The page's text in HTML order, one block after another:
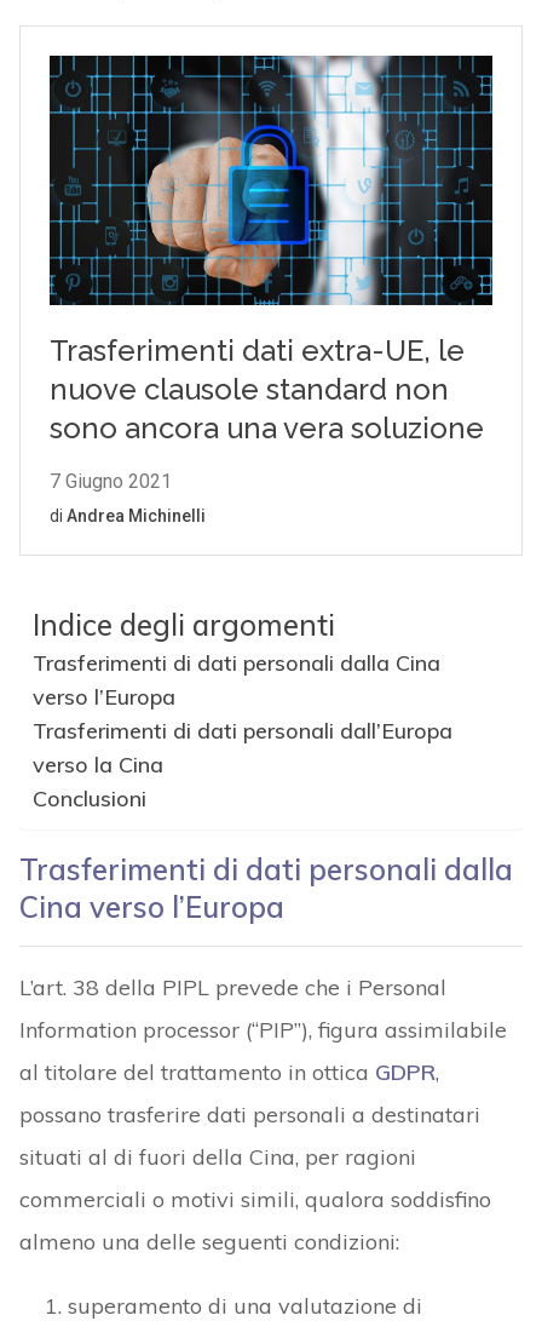
Indice degli argomenti
Trasferimenti di dati personali dalla Cina
verso l’Europa
Trasferimenti di dati personali dall’Europa
verso la Cina
Conclusioni
Trasferimenti di dati personali dalla
Cina verso l’Europa
L’art. 38 della PIPL prevede che i Personal
Information processor (“PIP”), figura assimilabile
al titolare del trattamento in ottica GDPR,
possano trasferire dati personali a destinatari
situati al di fuori della Cina, per ragioni
commerciali o motivi simili, qualora soddisfino
almeno una delle seguenti condizioni:
superamento di una valutazione di